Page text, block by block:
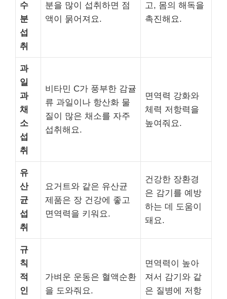
수
분
섭
취
분을 많이 섭취하면 점
액이 묽어져요.
고, 몸의 해독을
촉진해요.
과
일
과
채
소
섭
취
비타민 C가 풍부한 감귤
류 과일이나 항산화 물
질이 많은 채소를 자주
섭취해요.
면역력 강화와
체력 저항력을
높여줘요.
유
산
균
섭
취
요거트와 같은 유산균
제품은 장 건강에 좋고
면역력을 키워요.
건강한 장환경
은 감기를 예방
하는 데 도움이
돼요.
규
칙
적
인
가벼운 운동은 혈액순환
을 도와줘요.
면역력이 높아
져서 감기와 같
은 질병에 저항